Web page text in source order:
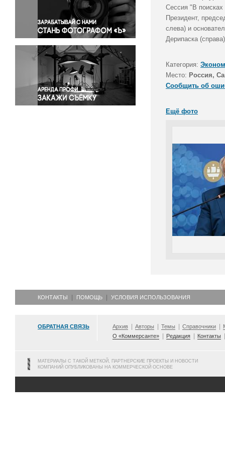
Правосудие
Происшествия и конфликты
Религия
Светская жизнь
Спорт
Экология
Экономика и бизнес
Сессия "В поисках
Президент,
слева) и
Дерипаска
Категория:
Место: Россия,
Сообщить об
Ещё фото
КОНТАКТЫ ПОМОЩЬ УСЛОВИЯ ИСПОЛЬЗОВАНИЯ
ОБРАТНАЯ СВЯЗЬ Архив Авторы Темы Справочники
О «Коммерсанте»
Редакция Контакты
МАТЕРИАЛЫ С ТАКОЙ МЕТКОЙ, ПАРТНЕРСКИЕ ПРОЕКТЫ И НОВОСТИ
КОМПАНИЙ ОПУБЛИКОВАНЫ НА КОММЕРЧЕСКОЙ ОСНОВЕ